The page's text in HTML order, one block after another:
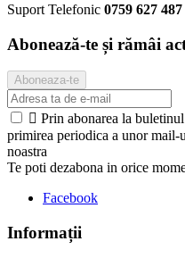
Suport Telefonic 0759 627 487
Abonează-te și rămâi
 Prin abonarea la
primirea periodica a unor
noastra
Te poti dezabona in orice
Facebook
Informații